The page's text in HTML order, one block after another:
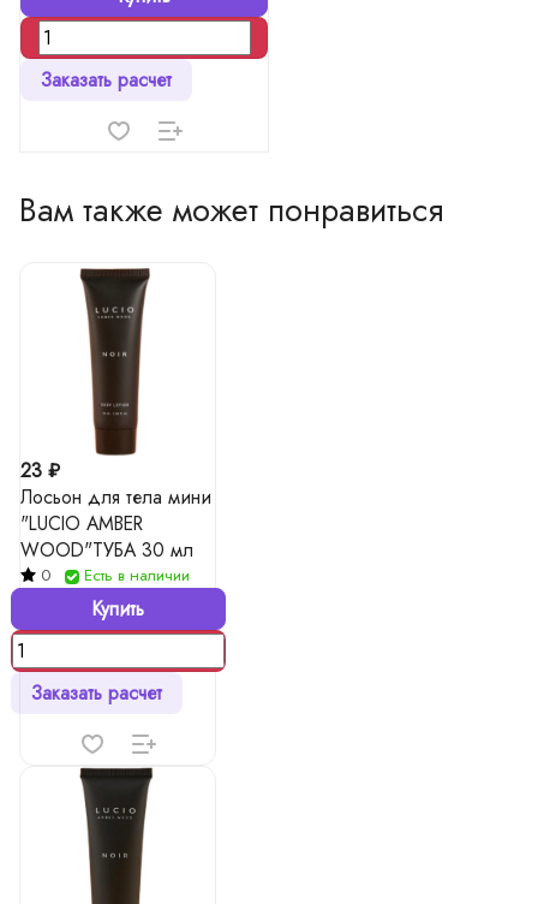
Заказать расчет
Вам также может понравиться
23 ₽
Лосьон для тела мини
"LUCIO AMBER
WOOD"ТУБА 30 мл
0 Есть в наличии
Купить
Заказать расчет